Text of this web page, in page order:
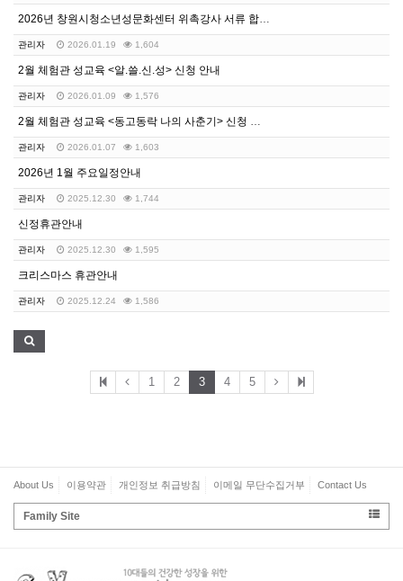
관리자 2026.01.19 1,604
2월 체험관 성교육 <알.쓸.신.성> 신청 안내
관리자 2026.01.09 1,576
관리자 2026.01.07 1,603
2026년 1월 주요일정안내
관리자 2025.12.30 1,744
신정휴관안내
관리자 2025.12.30 1,595
크리스마스 휴관안내
관리자 2025.12.24 1,586
1 2 3 4 5
About Us 이용약관 개인정보 취급방침 이메일 무단수집거부 Contact Us
Family Site